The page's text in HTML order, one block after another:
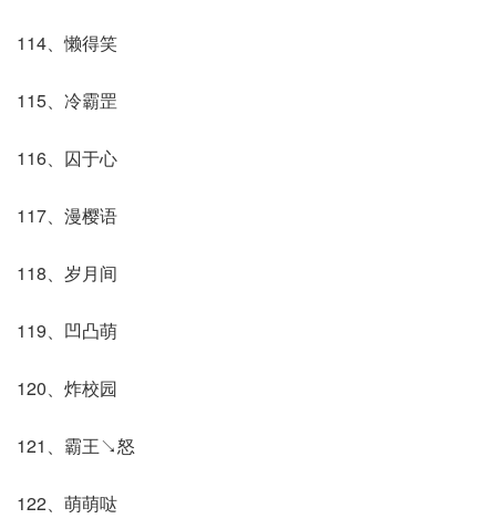
114、懒得笑
115、冷霸罡
116、囚于心
117、漫樱语
118、岁月间
119、凹凸萌
120、炸校园
121、霸王↘怒
122、萌萌哒